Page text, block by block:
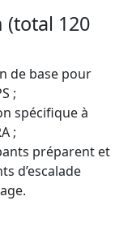
120
de base pour
;
spécifique à
;
préparent et
d’escalade